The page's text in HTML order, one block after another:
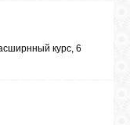
курс, 6